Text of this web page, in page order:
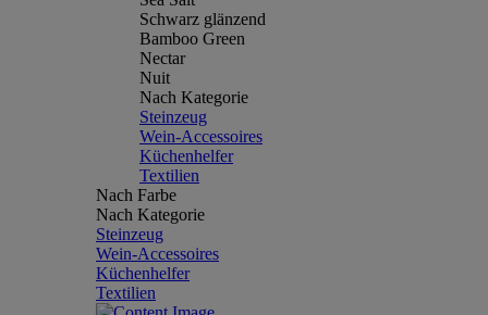
Schwarz glänzend
Bamboo Green
Nectar
Nuit
Nach Kategorie
Steinzeug
Wein-Accessoires
Küchenhelfer
Textilien
Nach Farbe
Nach Kategorie
Steinzeug
Wein-Accessoires
Küchenhelfer
Textilien